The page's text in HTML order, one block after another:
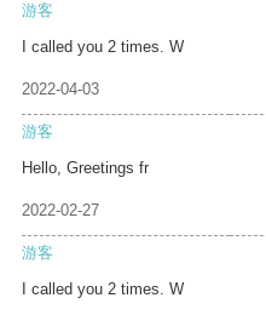
游客
I called you 2 times. W
2022-04-03
游客
Hello, Greetings fr
2022-02-27
游客
I called you 2 times. W